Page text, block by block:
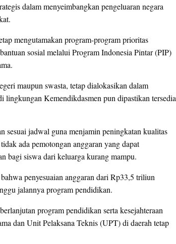
dalam menyeimbangkan pengeluaran negara
mengutamakan program-program prioritas
sosial melalui Program Indonesia Pintar (PIP)
maupun swasta, tetap dialokasikan dalam
Kemendikdasmen pun dipastikan tersedia
sesuai jadwal guna menjamin peningkatan kualitas
ada pemotongan anggaran yang dapat
bagi siswa dari keluarga kurang mampu.
penyesuaian anggaran dari Rp33,5 triliun
jalannya program pendidikan.
program pendidikan serta kesejahteraan
dan Unit Pelaksana Teknis (UPT) di daerah tetap